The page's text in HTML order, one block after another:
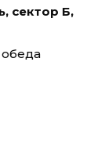
сектор Б,
обеда